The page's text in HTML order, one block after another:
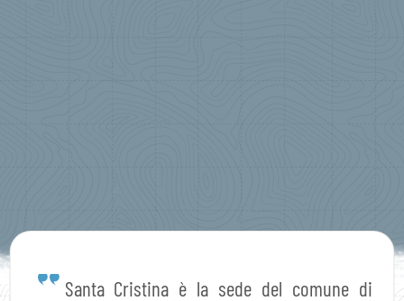
Santa Cristina è la sede del comune di